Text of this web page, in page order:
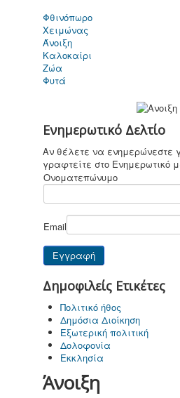
Για παιδιά
καi όχι
Φθινόπωρο
Χειμώνας
Άνοιξη
Καλοκαίρι
Ζώα
Φυτά
Ενημερωτικό Δελτίο
Αν θέλετε να ενημερώνεστε
γραφτείτε στο Ενημερωτικό
Ονοματεπώνυμο
Email
Δημοφιλείς Ετικέτες
Πολιτικό ήθος
Δημόσια Διοίκηση
Εξωτερική πολιτική
Δολοφονία
Εκκλησία
Άνοιξη